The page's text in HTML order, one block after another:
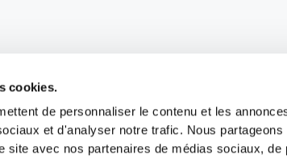
cookies.
de personnaliser le contenu et les
et d'analyser notre trafic. Nous
site avec nos partenaires de médias sociaux, de